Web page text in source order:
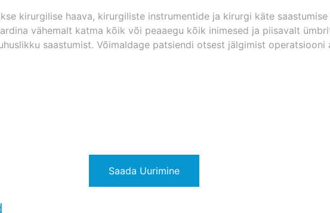
kirurgilise haava, kirurgiliste instrumentide ja kirurgi käte saastumise
vähemalt katma kõik või peaaegu kõik inimesed ja piisavalt
saastumist. Võimaldage patsiendi otsest jälgimist operatsiooni
Saada Uurimine